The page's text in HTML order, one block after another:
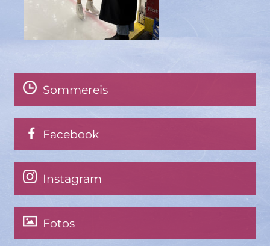
Sommereis
Facebook
Instagram
Fotos